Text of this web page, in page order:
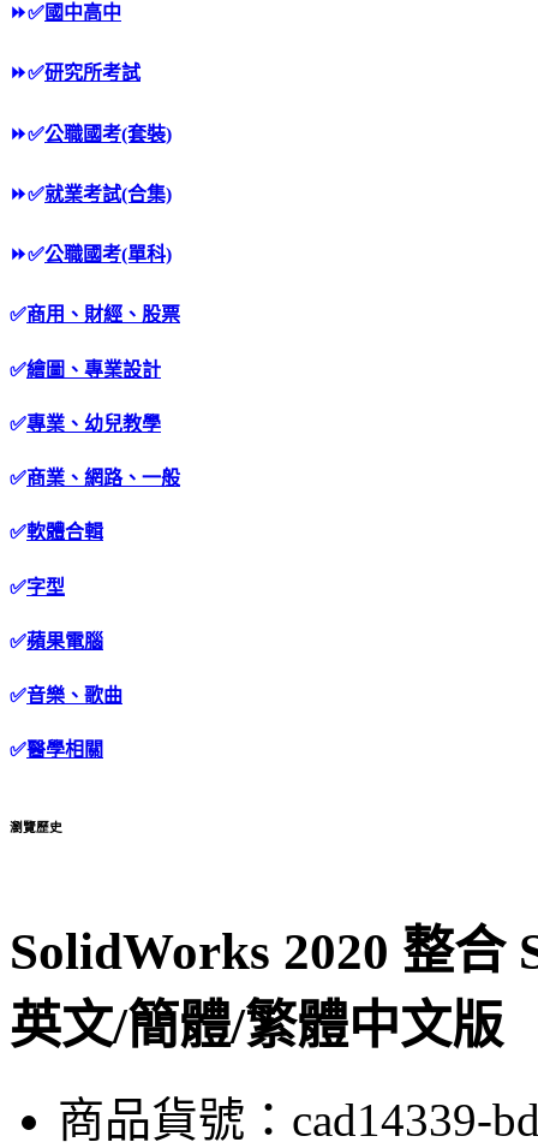
⏩✅國中高中
⏩✅研究所考試
⏩✅公職國考(套裝)
⏩✅就業考試(合集)
⏩✅公職國考(單科)
✅商用、財經、股票
✅繪圖、專業設計
✅專業、幼兒教學
✅商業、網路、一般
✅軟體合輯
✅字型
✅蘋果電腦
✅音樂、歌曲
✅醫學相關
瀏覽歷史
SolidWorks 2020 整合
英文/簡體/繁體中文版
商品貨號：cad14339-